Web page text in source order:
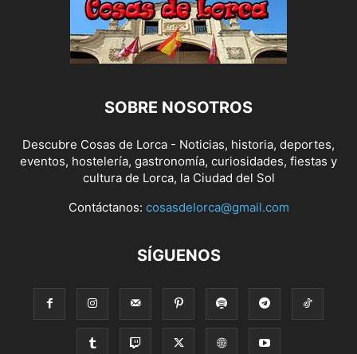
SOBRE NOSOTROS
Descubre Cosas de Lorca - Noticias, historia, deportes,
eventos, hostelería, gastronomía, curiosidades, fiestas y
cultura de Lorca, la Ciudad del Sol
Contáctanos: cosasdelorca@gmail.com
SÍGUENOS